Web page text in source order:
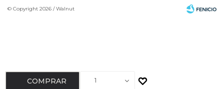
1
COMPRAR
© Copyright 2026 / Walnut